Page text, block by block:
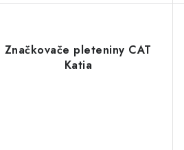
Značkovače pleteniny CAT
Katia